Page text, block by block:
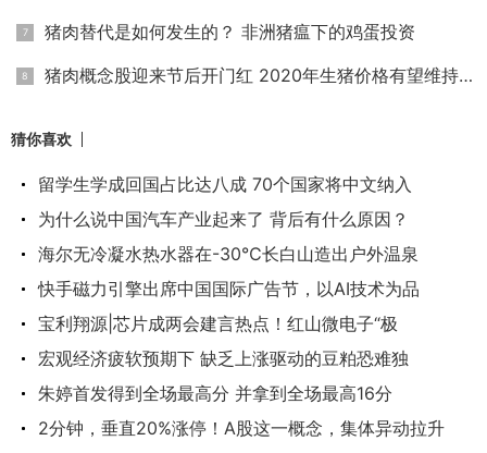
猪肉替代是如何发生的？ 非洲猪瘟下的鸡蛋投资
猪肉概念股迎来节后开门红 2020年生猪价格有望维持高位
猜你喜欢
留学生学成回国占比达八成 70个国家将中文纳入
为什么说中国汽车产业起来了 背后有什么原因？
海尔无冷凝水热水器在-30℃长白山造出户外温泉
快手磁力引擎出席中国国际广告节，以AI技术为品
宝利翔源|芯片成两会建言热点！红山微电子“极
宏观经济疲软预期下 缺乏上涨驱动的豆粕恐难独
朱婷首发得到全场最高分 并拿到全场最高16分
2分钟，垂直20%涨停！A股这一概念，集体异动拉升